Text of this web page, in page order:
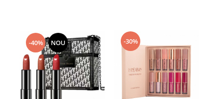
-40% NOU -30%